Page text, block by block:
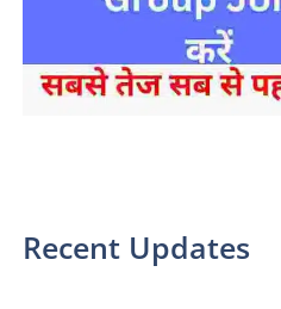
Recent Updates